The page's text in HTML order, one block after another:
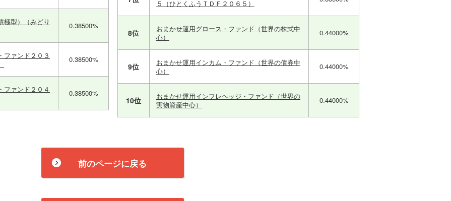
極型）（みどり
0.38500%
ファンド２０３
0.38500%
ファンド２０４
0.38500%
５（ひとくふうＴＤＦ２０６５）
8位
おまかせ運用グロース・ファンド（世界の株式中
心）
0.44000%
9位
おまかせ運用インカム・ファンド（世界の債券中
心）
0.44000%
10位
おまかせ運用インフレヘッジ・ファンド（世界の
実物資産中心）
0.44000%
前のページに戻る